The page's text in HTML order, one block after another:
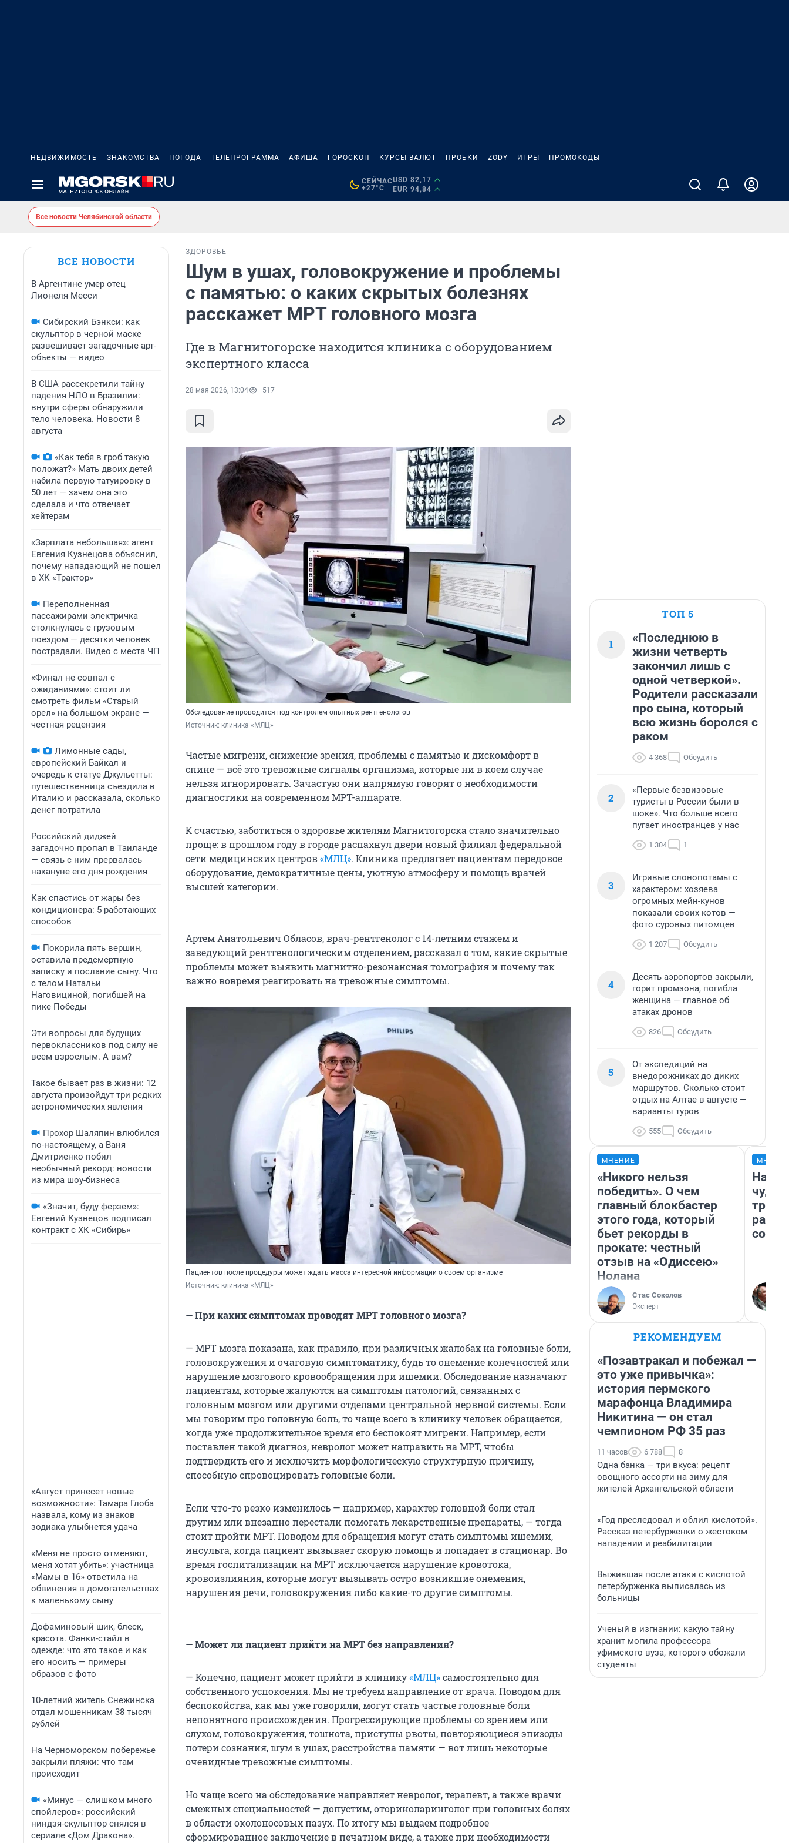
НЕДВИЖИМОСТЬ ЗНАКОМСТВА ПОГОДА ТЕЛЕПРОГРАММА АФИША ГОРОСКОП КУРСЫ ВАЛЮТ ПРОБКИ ZODY ИГРЫ ПРОМОКОДЫ
СЕЙЧАС
+27°C
USD 82,17
EUR 94,84
Все новости Челябинской области
ВСЕ НОВОСТИ
В Аргентине умер отец
Лионеля Месси
Сибирский Бэнкси: как
скульптор в черной маске
развешивает загадочные арт-
объекты — видео
В США рассекретили тайну
падения НЛО в Бразилии:
внутри сферы обнаружили
тело человека. Новости 8
августа
«Как тебя в гроб такую
положат?» Мать двоих детей
набила первую татуировку в
50 лет — зачем она это
сделала и что отвечает
хейтерам
«Зарплата небольшая»: агент
Евгения Кузнецова объяснил,
почему нападающий не пошел
в ХК «Трактор»
Переполненная
пассажирами электричка
столкнулась с грузовым
поездом — десятки человек
пострадали. Видео с места ЧП
«Финал не совпал с
ожиданиями»: стоит ли
смотреть фильм «Старый
орел» на большом экране —
честная рецензия
Лимонные сады,
европейский Байкал и
очередь к статуе Джульетты:
путешественница съездила в
Италию и рассказала, сколько
денег потратила
Российский диджей
загадочно пропал в Таиланде
— связь с ним прервалась
накануне его дня рождения
Как спастись от жары без
кондиционера: 5 работающих
способов
Покорила пять вершин,
оставила предсмертную
записку и послание сыну. Что
с телом Натальи
Наговициной, погибшей на
пике Победы
Эти вопросы для будущих
первоклассников под силу не
всем взрослым. А вам?
Такое бывает раз в жизни: 12
августа произойдут три редких
астрономических явления
Прохор Шаляпин влюбился
по-настоящему, а Ваня
Дмитриенко побил
необычный рекорд: новости
из мира шоу-бизнеса
«Значит, буду ферзем»:
Евгений Кузнецов подписал
контракт с ХК «Сибирь»
«Август принесет новые
возможности»: Тамара Глоба
назвала, кому из знаков
зодиака улыбнется удача
«Меня не просто отменяют,
меня хотят убить»: участница
«Мамы в 16» ответила на
обвинения в домогательствах
к маленькому сыну
Дофаминовый шик, блеск,
красота. Фанки-стайл в
одежде: что это такое и как
его носить — примеры
образов с фото
10-летний житель Снежинска
отдал мошенникам 38 тысяч
рублей
На Черноморском побережье
закрыли пляжи: что там
происходит
«Минус — слишком много
спойлеров»: российский
ниндзя-скульптор снялся в
сериале «Дом Дракона».
ЗДОРОВЬЕ
Шум в ушах, головокружение и проблемы
с памятью: о каких скрытых болезнях
расскажет МРТ головного мозга
Где в Магнитогорске находится клиника с оборудованием
экспертного класса
28 мая 2026, 13:04 517
Обследование проводится под контролем опытных рентгенологов
Источник: клиника «МЛЦ»
Частые мигрени, снижение зрения, проблемы с памятью и дискомфорт в
спине — всё это тревожные сигналы организма, которые ни в коем случае
нельзя игнорировать. Зачастую они напрямую говорят о необходимости
диагностики на современном МРТ-аппарате.
К счастью, заботиться о здоровье жителям Магнитогорска стало значительно
проще: в прошлом году в городе распахнул двери новый филиал федеральной
сети медицинских центров«МЛЦ». Клиника предлагает пациентам передовое
оборудование, демократичные цены, уютную атмосферу и помощь врачей
высшей категории.
Артем Анатольевич Обласов, врач-рентгенолог с 14-летним стажем и
заведующий рентгенологическим отделением, рассказал о том, какие скрытые
проблемы может выявить магнитно-резонансная томография и почему так
важно вовремя реагировать на тревожные симптомы.
Пациентов после процедуры может ждать масса интересной информации о своем организме
Источник: клиника «МЛЦ»
— При каких симптомах проводят МРТ головного мозга?
— МРТ мозга показана, как правило, при различных жалобах на головные боли,
головокружения и очаговую симптоматику, будь то онемение конечностей или
нарушение мозгового кровообращения при ишемии. Обследование назначают
пациентам, которые жалуются на симптомы патологий, связанных с
головным мозгом или другими отделами центральной нервной системы. Если
мы говорим про головную боль, то чаще всего в клинику человек обращается,
когда уже продолжительное время его беспокоят мигрени. Например, если
поставлен такой диагноз, невролог может направить на МРТ, чтобы
подтвердить его и исключить морфологическую структурную причину,
способную спровоцировать головные боли.
Если что-то резко изменилось — например, характер головной боли стал
другим или внезапно перестали помогать лекарственные препараты, — тогда
стоит пройти МРТ. Поводом для обращения могут стать симптомы ишемии,
инсульта, когда пациент вызывает скорую помощь и попадает в стационар. Во
время госпитализации на МРТ исключается нарушение кровотока,
кровоизлияния, которые могут вызывать остро возникшие онемения,
нарушения речи, головокружения либо какие-то другие симптомы.
— Может ли пациент прийти на МРТ без направления?
— Конечно, пациент может прийти в клинику«МЛЦ»самостоятельно для
собственного успокоения. Мы не требуем направление от врача. Поводом для
беспокойства, как мы уже говорили, могут стать частые головные боли
непонятного происхождения. Прогрессирующие проблемы со зрением или
слухом, головокружения, тошнота, приступы рвоты, повторяющиеся эпизоды
потери сознания, шум в ушах, расстройства памяти — вот лишь некоторые
очевидные тревожные симптомы.
Но чаще всего на обследование направляет невролог, терапевт, а также врачи
смежных специальностей — допустим, оториноларинголог при головных болях
в области околоносовых пазух. По итогу мы выдаем подробное
сформированное заключение в печатном виде, а также при необходимости
ТОП 5
1
«Последнюю в
жизни четверть
закончил лишь с
одной четверкой».
Родители рассказали
про сына, который
всю жизнь боролся с
раком
4 368 Обсудить
2
«Первые безвизовые
туристы в России были в
шоке». Что больше всего
пугает иностранцев у нас
1 304 1
3
Игривые слонопотамы с
характером: хозяева
огромных мейн-кунов
показали своих котов —
фото суровых питомцев
1 207 Обсудить
4
Десять аэропортов закрыли,
горит промзона, погибла
женщина — главное об
атаках дронов
826 Обсудить
5
От экспедиций на
внедорожниках до диких
маршрутов. Сколько стоит
отдых на Алтае в августе —
варианты туров
555 Обсудить
МНЕНИЕ
«Никого нельзя
победить». О чем
главный блокбастер
этого года, который
бьет рекорды в
прокате: честный
отзыв на «Одиссею»
Нолана
Стас Соколов
Эксперт
РЕКОМЕНДУЕМ
«Позавтракал и побежал —
это уже привычка»:
история пермского
марафонца Владимира
Никитина — он стал
чемпионом РФ 35 раз
11 часов 6 788 8
Одна банка — три вкуса: рецепт
овощного ассорти на зиму для
жителей Архангельской области
«Год преследовал и облил кислотой».
Рассказ петербурженки о жестоком
нападении и реабилитации
Выжившая после атаки с кислотой
петербурженка выписалась из
больницы
Ученый в изгнании: какую тайну
хранит могила профессора
уфимского вуза, которого обожали
студенты